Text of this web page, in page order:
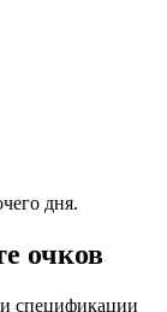
дня.
очков
спецификации